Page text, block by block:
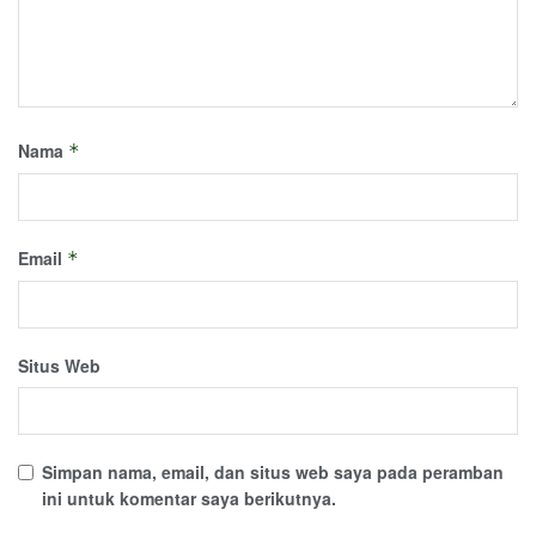
Nama *
Email *
Situs Web
Simpan nama, email, dan situs web saya pada peramban
ini untuk komentar saya berikutnya.